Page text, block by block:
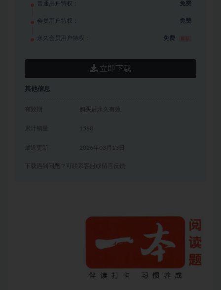
普通用户特权： 免费
会员用户特权： 免费
永久会员用户特权： 免费
立即下载
其他信息
有效期 购买后永久有效
累计销量 1568
2026年03月13日
下载遇到问题？可联系客服或留言反馈